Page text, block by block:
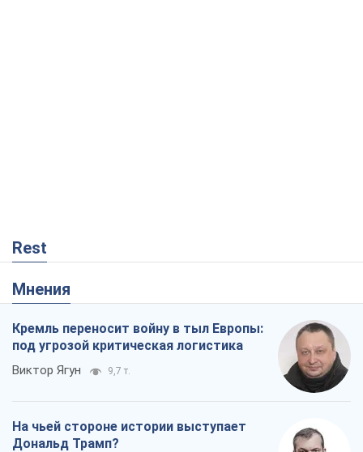
Rest
Мнения
Кремль переносит войну в тыл Европы:
под угрозой критическая логистика
Виктор Ягун 9,7 т.
На чьей стороне истории выступает
Дональд Трамп?